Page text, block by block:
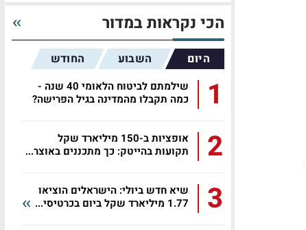
הכי נקראות במדור
היום השבוע החודש
1
שילמתם לביטוח הלאומי 40 שנה -
כמה תקבלו מהמדינה בגיל הפרישה?
2
אופציות ב-150 מיליארד שקל
תקועות בהייטק: כך מתכננים באוצר...
3
שיא חדש ביולי: הישראלים הוציאו
1.77 מיליארד שקל ביום בכרטיסי...